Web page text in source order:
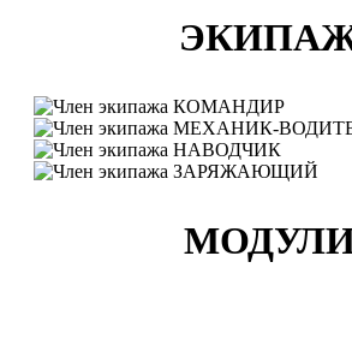
КОМАНДИР
МЕХАНИК-
НАВОДЧИК
ЗАРЯЖАЮЩИЙ